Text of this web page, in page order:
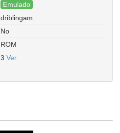
Emulado
driblingam
dribling. Driver:
modelracing/dribling.cpp
No
ROM
3 Ver